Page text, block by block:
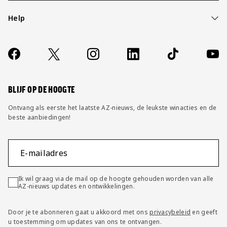
Help
Contact
FAQ
Socials
https://www.facebook.com/AZAlkmaar
X Instagram LinkedIn TikTok
BLIJF OP DE HOOGTE
Ontvang als eerste het laatste AZ-nieuws, de leukste winacties en de
beste aanbiedingen!
E-mailadres
Ik wil graag via de mail op de hoogte gehouden worden van alle
AZ-nieuws updates en ontwikkelingen.
Door je te abonneren gaat u akkoord met onsprivacybeleid en geeft
u toestemming om updates van ons te ontvangen.